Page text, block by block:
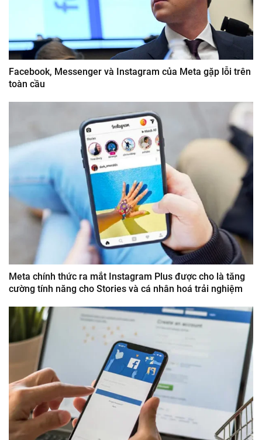
Facebook, Messenger và Instagram của Meta gặp lỗi trên
toàn cầu
Meta chính thức ra mắt Instagram Plus được cho là tăng
cường tính năng cho Stories và cá nhân hoá trải nghiệm